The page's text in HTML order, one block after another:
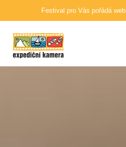
Festival pro Vás pořádá web